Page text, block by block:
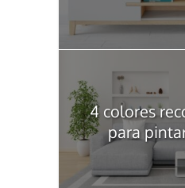
4 colores
para